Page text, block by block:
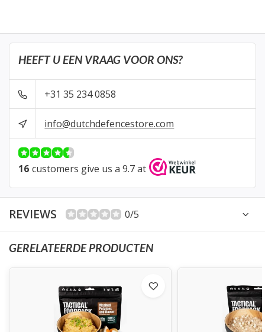
HEEFT U EEN VRAAG VOOR ONS?
+31 35 234 0858
info@dutchdefencestore.com
16 customers give us a 9.7 at
REVIEWS 0/5
GERELATEERDE PRODUCTEN